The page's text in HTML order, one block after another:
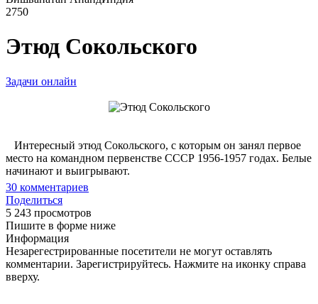
2750
Этюд Сокольского
Задачи онлайн
Интересный этюд Сокольского, с которым он занял первое
место на командном первенстве СССР 1956-1957 годах. Белые
начинают и выигрывают.
30 комментариев
Поделиться
5 243 просмотров
Пишите в форме ниже
Информация
Незарегестрированные посетители не могут оставлять
комментарии. Зарегистрируйтесь. Нажмите на иконку справа
вверху.